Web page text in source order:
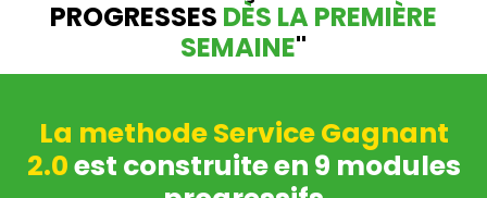
PROGRESSES DÈS LA PREMIÈRE
SEMAINE"
La methode Service Gagnant
2.0est construite en 9 modules